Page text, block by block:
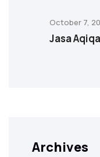
October 7,
Jasa
Archives